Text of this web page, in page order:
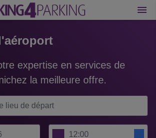
expertise en services de
la meilleure offre.